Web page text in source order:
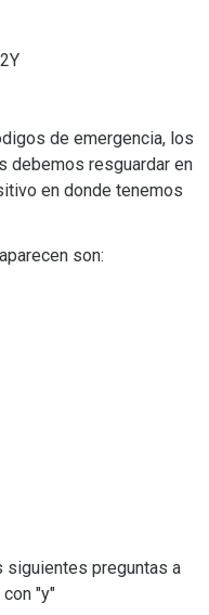
de emergencia, los
debemos resguardar en
en donde tenemos
son:
siguientes preguntas a
"y"